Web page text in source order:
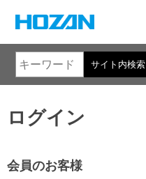
サイト内検索
ログイン
会員のお客様